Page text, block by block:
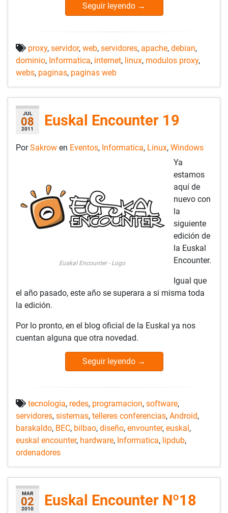
Seguir leyendo →
proxy, servidor, web, servidores, apache, debian,
dominio, Informatica, internet, linux, modulos proxy,
webs, paginas, paginas web
JUL
08
2011 Euskal Encounter 19
PorSakrow en Eventos, Informatica, Linux, Windows
Euskal Encounter - Logo
Ya
estamos
aquí de
nuevo con
la
siguiente
edición de
la Euskal
Encounter.
Igual que
el año pasado, este año se superara a si misma toda
la edición.
Por lo pronto, en el blog oficial de la Euskal ya nos
cuentan alguna que otra novedad.
Seguir leyendo →
tecnologia, redes, programacion, software,
servidores, sistemas, telleres conferencias, Android,
barakaldo, BEC, bilbao, diseño, envounter, euskal,
euskal encounter, hardware, Informatica, lipdub,
ordenadores
MAR
02
2010 Euskal Encounter Nº18